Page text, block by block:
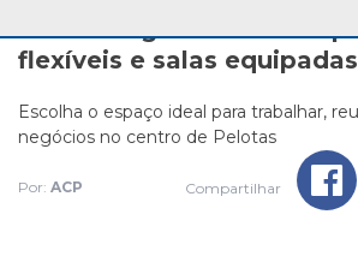
Coworking ACP oferece
flexíveis e salas equipadas
Escolha o espaço ideal para trabalhar,
negócios no centro de Pelotas
Por: ACP Compartilhar